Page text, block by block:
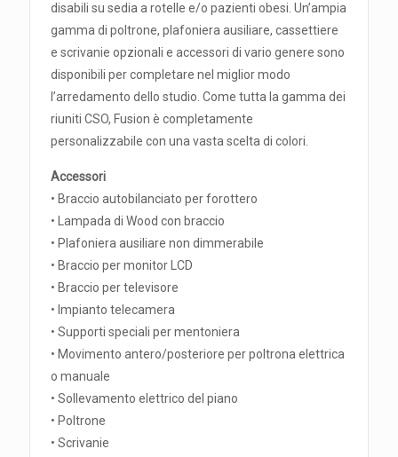
disabili su sedia a rotelle e/o pazienti obesi. Un’ampia
gamma di poltrone, plafoniera ausiliare, cassettiere
e scrivanie opzionali e accessori di vario genere sono
disponibili per completare nel miglior modo
l’arredamento dello studio. Come tutta la gamma dei
riuniti CSO, Fusion è completamente
personalizzabile con una vasta scelta di colori.
Accessori
• Braccio autobilanciato per forottero
• Lampada di Wood con braccio
• Plafoniera ausiliare non dimmerabile
• Braccio per monitor LCD
• Braccio per televisore
• Impianto telecamera
• Supporti speciali per mentoniera
• Movimento antero/posteriore per poltrona elettrica
o manuale
• Sollevamento elettrico del piano
• Poltrone
• Scrivanie